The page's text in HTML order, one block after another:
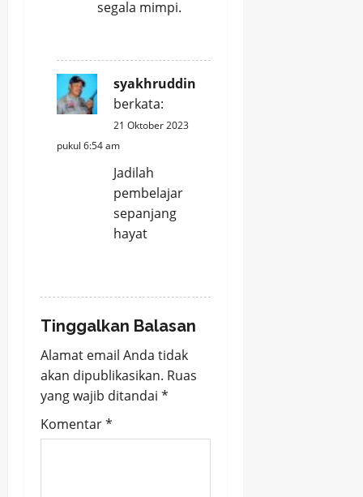
segala mimpi.
syakhruddin
berkata:
21 Oktober 2023
pukul 6:54 am
Jadilah
pembelajar
sepanjang
hayat
Tinggalkan Balasan
Alamat email Anda tidak
akan dipublikasikan. Ruas
yang wajib ditandai *
Komentar*